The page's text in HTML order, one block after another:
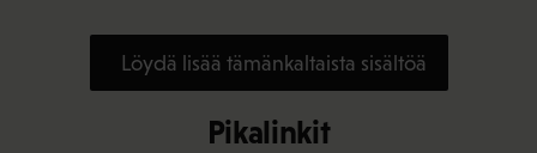
Löydä lisää tämänkaltaista sisältöä
Pikalinkit